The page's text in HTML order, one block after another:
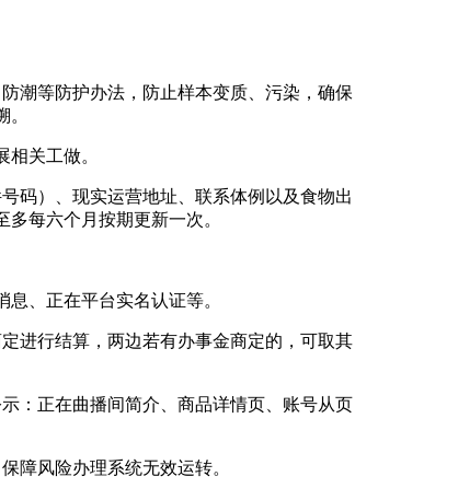
潮等防护办法，防止样本变质、污染，确保
关工做。
码）、现实运营地址、联系体例以及食物出
每六个月按期更新一次。
、正在平台实名认证等。
进行结算，两边若有办事金商定的，可取其
：正在曲播间简介、商品详情页、账号从页
风险办理系统无效运转。